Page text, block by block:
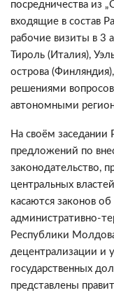
посредничества из
входящие в состав
рабочие визиты в
Тироль (Италия),
острова
решениями
автономными
На своём заседании
предложений по
законодательство,
центральных
касаются законов
административно-
Республики
децентрализации и
государственных
представлены